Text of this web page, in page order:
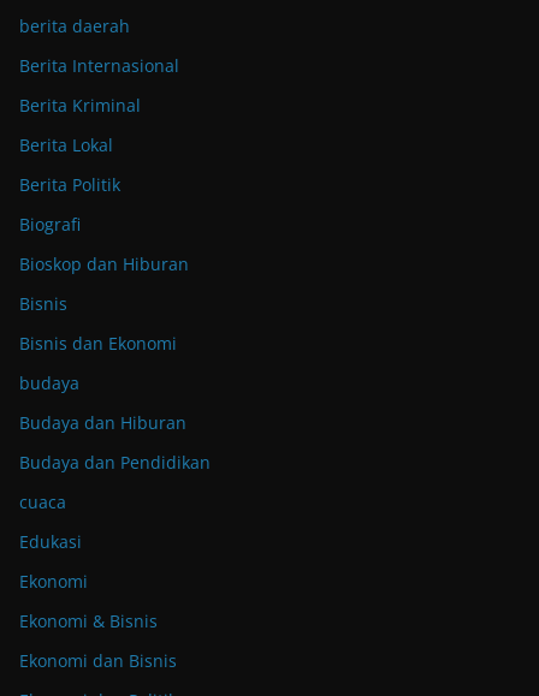
berita daerah
Berita Internasional
Berita Kriminal
Berita Lokal
Berita Politik
Biografi
Bioskop dan Hiburan
Bisnis
Bisnis dan Ekonomi
budaya
Budaya dan Hiburan
Budaya dan Pendidikan
cuaca
Edukasi
Ekonomi
Ekonomi & Bisnis
Ekonomi dan Bisnis